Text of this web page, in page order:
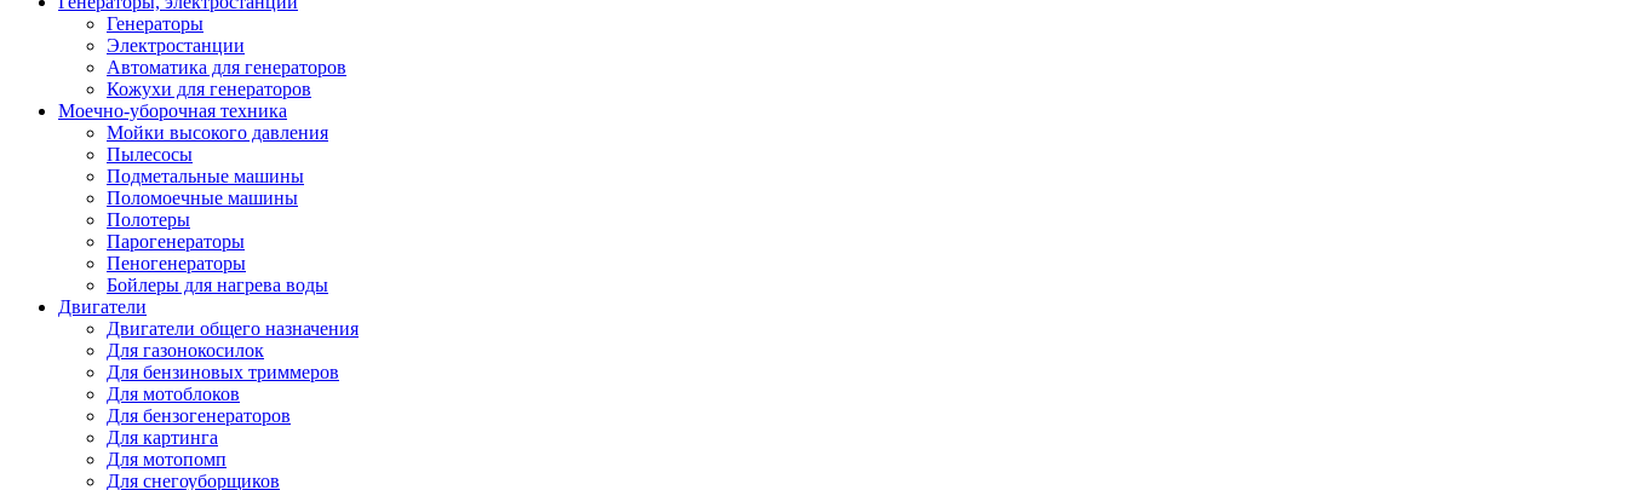
Генераторы
Электростанции
Автоматика для генераторов
Кожухи для генераторов
Моечно-уборочная техника
Мойки высокого давления
Пылесосы
Подметальные машины
Поломоечные машины
Полотеры
Парогенераторы
Пеногенераторы
Бойлеры для нагрева воды
Двигатели
Двигатели общего назначения
Для газонокосилок
Для бензиновых триммеров
Для мотоблоков
Для бензогенераторов
Для картинга
Для мотопомп
Для снегоуборщиков